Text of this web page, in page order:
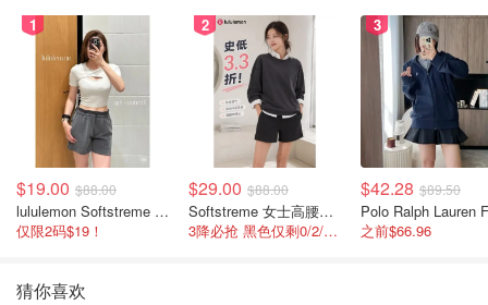
1
$19.00 $88.00
lululemon Softstreme 女士高腰短裤 10cm
仅限2码$19！
2
$29.00 $88.00
Softstreme 女士高腰短裤 4英寸
3降必抢 黑色仅剩0/2/4码
3
$42.28 $89.50
之前$66.96
猜你喜欢